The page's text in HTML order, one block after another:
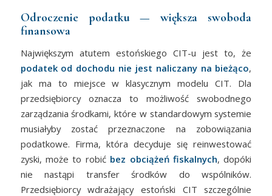
Odroczenie podatku — większa swoboda
finansowa
Największym atutem estońskiego CIT-u jest to, że
podatek od dochodu nie jest naliczany na bieżąco,
jak ma to miejsce w klasycznym modelu CIT. Dla
przedsiębiorcy oznacza to możliwość swobodnego
zarządzania środkami, które w standardowym systemie
musiałyby zostać przeznaczone na zobowiązania
podatkowe. Firma, która decyduje się reinwestować
zyski, może to robić bez obciążeń fiskalnych, dopóki
nie nastąpi transfer środków do wspólników.
Przedsiębiorcy wdrażający estoński CIT szczególnie